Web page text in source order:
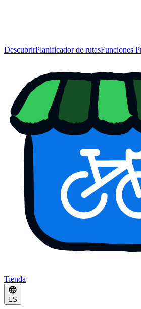
DescubrirPlanificador de rutasFunciones
Tienda
ES